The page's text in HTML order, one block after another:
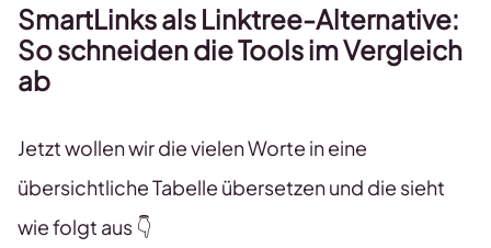
SmartLinks als Linktree-Alternative:
So schneiden die Tools im Vergleich
ab
Jetzt wollen wir die vielen Worte in eine
übersichtliche Tabelle übersetzen und die sieht
wie folgt aus 👇